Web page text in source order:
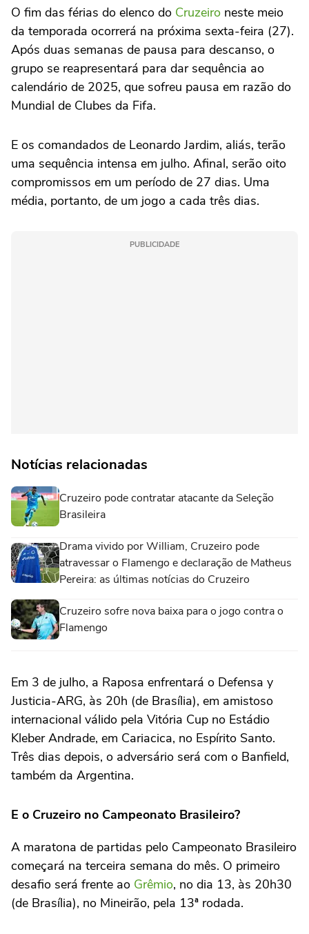
O fim das férias do elenco do Cruzeiro neste meio
da temporada ocorrerá na próxima sexta-feira (27).
Após duas semanas de pausa para descanso, o
grupo se reapresentará para dar sequência ao
calendário de 2025, que sofreu pausa em razão do
Mundial de Clubes da Fifa.
E os comandados de Leonardo Jardim, aliás, terão
uma sequência intensa em julho. Afinal, serão oito
compromissos em um período de 27 dias. Uma
média, portanto, de um jogo a cada três dias.
PUBLICIDADE
Notícias relacionadas
Cruzeiro pode contratar atacante da Seleção
Brasileira
Drama vivido por William, Cruzeiro pode
atravessar o Flamengo e declaração de Matheus
Pereira: as últimas notícias do Cruzeiro
Cruzeiro sofre nova baixa para o jogo contra o
Flamengo
Em 3 de julho, a Raposa enfrentará o Defensa y
Justicia-ARG, às 20h (de Brasília), em amistoso
internacional válido pela Vitória Cup no Estádio
Kleber Andrade, em Cariacica, no Espírito Santo.
Três dias depois, o adversário será com o Banfield,
também da Argentina.
E o Cruzeiro no Campeonato Brasileiro?
A maratona de partidas pelo Campeonato Brasileiro
começará na terceira semana do mês. O primeiro
desafio será frente ao Grêmio, no dia 13, às 20h30
(de Brasília), no Mineirão, pela 13ª rodada.